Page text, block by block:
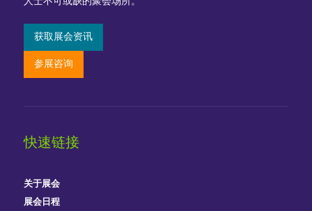
获取展会资讯
参展咨询
快速链接
关于展会
展会日程